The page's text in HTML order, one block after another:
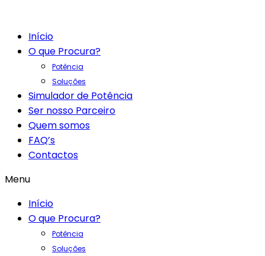
Início
O que Procura?
Potência
Soluções
Simulador de Potência
Ser nosso Parceiro
Quem somos
FAQ’s
Contactos
Menu
Início
O que Procura?
Potência
Soluções